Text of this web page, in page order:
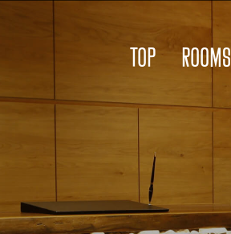
TOP ROOMS
FACILITIES